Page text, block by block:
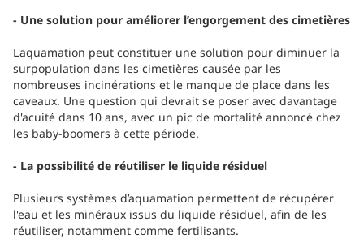
- Une solution pour améliorer l’engorgement des cimetières
L'aquamation peut constituer une solution pour diminuer la
surpopulation dans les cimetières causée par les
nombreuses incinérations et le manque de place dans les
caveaux. Une question qui devrait se poser avec davantage
d'acuité dans 10 ans, avec un pic de mortalité annoncé chez
les baby-boomers à cette période.
- La possibilité de réutiliser le liquide résiduel
Plusieurs systèmes d’aquamation permettent de récupérer
l'eau et les minéraux issus du liquide résiduel, afin de les
réutiliser, notamment comme fertilisants.